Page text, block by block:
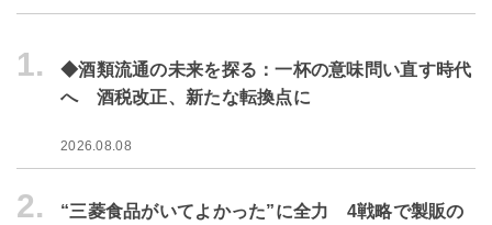
1.
◆酒類流通の未来を探る：一杯の意味問い直す時代
へ 酒税改正、新たな転換点に
2026.08.08
2.
“三菱食品がいてよかった”に全力 4戦略で製販の